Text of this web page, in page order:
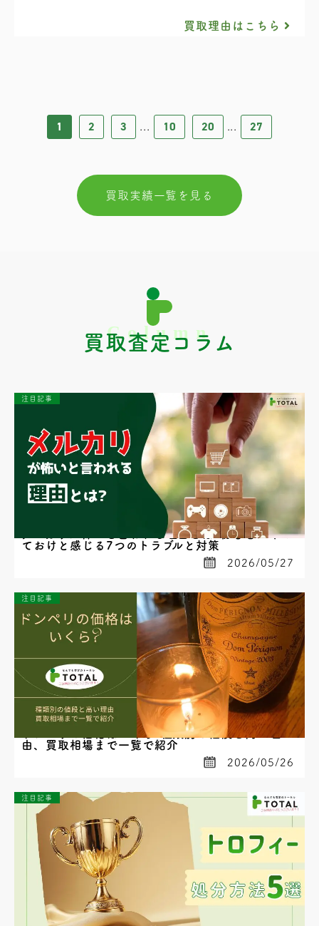
買取理由はこちら
1 2 3 10 20 27
買取実績一覧を見る
買取査定コラム
注目記事
メルカリが怖いと言われる理由とは?初心者がやめ
ておけと感じる7つのトラブルと対策
2026/05/27
注目記事
ドンペリの価格はいくら?種類別の値段と高い理
由、買取相場まで一覧で紹介
2026/05/26
注目記事